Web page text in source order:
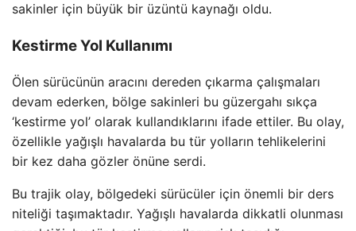
sakinler için büyük bir üzüntü kaynağı oldu.
Kestirme Yol Kullanımı
Ölen sürücünün aracını dereden çıkarma çalışmaları
devam ederken, bölge sakinleri bu güzergahı sıkça
‘kestirme yol’ olarak kullandıklarını ifade ettiler. Bu olay,
özellikle yağışlı havalarda bu tür yolların tehlikelerini
bir kez daha gözler önüne serdi.
Bu trajik olay, bölgedeki sürücüler için önemli bir ders
niteliği taşımaktadır. Yağışlı havalarda dikkatli olunması